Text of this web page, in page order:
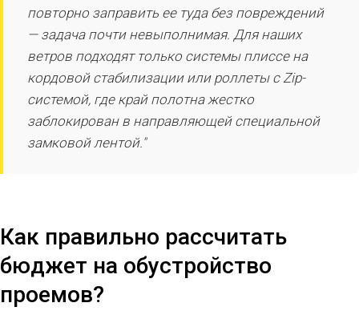
повторно заправить ее туда без повреждений
— задача почти невыполнимая. Для наших
ветров подходят только системы плиссе на
кордовой стабилизации или роллеты с Zip-
системой, где край полотна жестко
заблокирован в направляющей специальной
замковой лентой."
Как правильно рассчитать
бюджет на обустройство
проемов?